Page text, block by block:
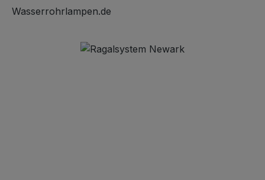
Wasserrohrlampen.de
Bildergalerie überspringen